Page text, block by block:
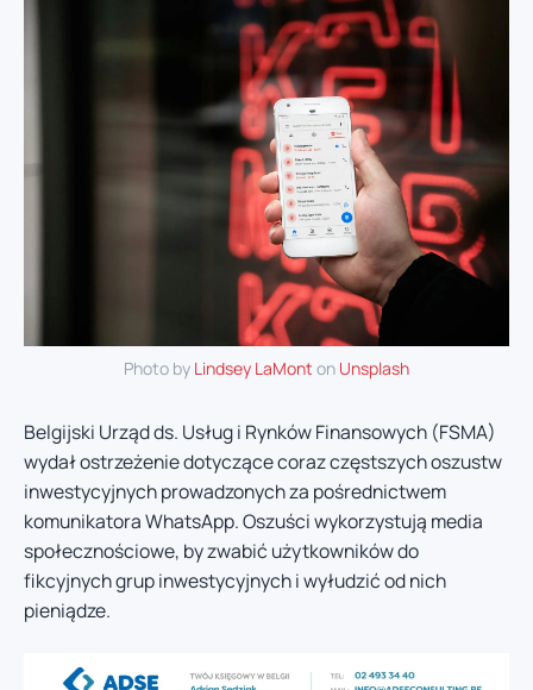
Photo by Lindsey LaMont on Unsplash
Belgijski Urząd ds. Usług i Rynków Finansowych (FSMA)
wydał ostrzeżenie dotyczące coraz częstszych oszustw
inwestycyjnych prowadzonych za pośrednictwem
komunikatora WhatsApp. Oszuści wykorzystują media
społecznościowe, by zwabić użytkowników do
fikcyjnych grup inwestycyjnych i wyłudzić od nich
pieniądze.